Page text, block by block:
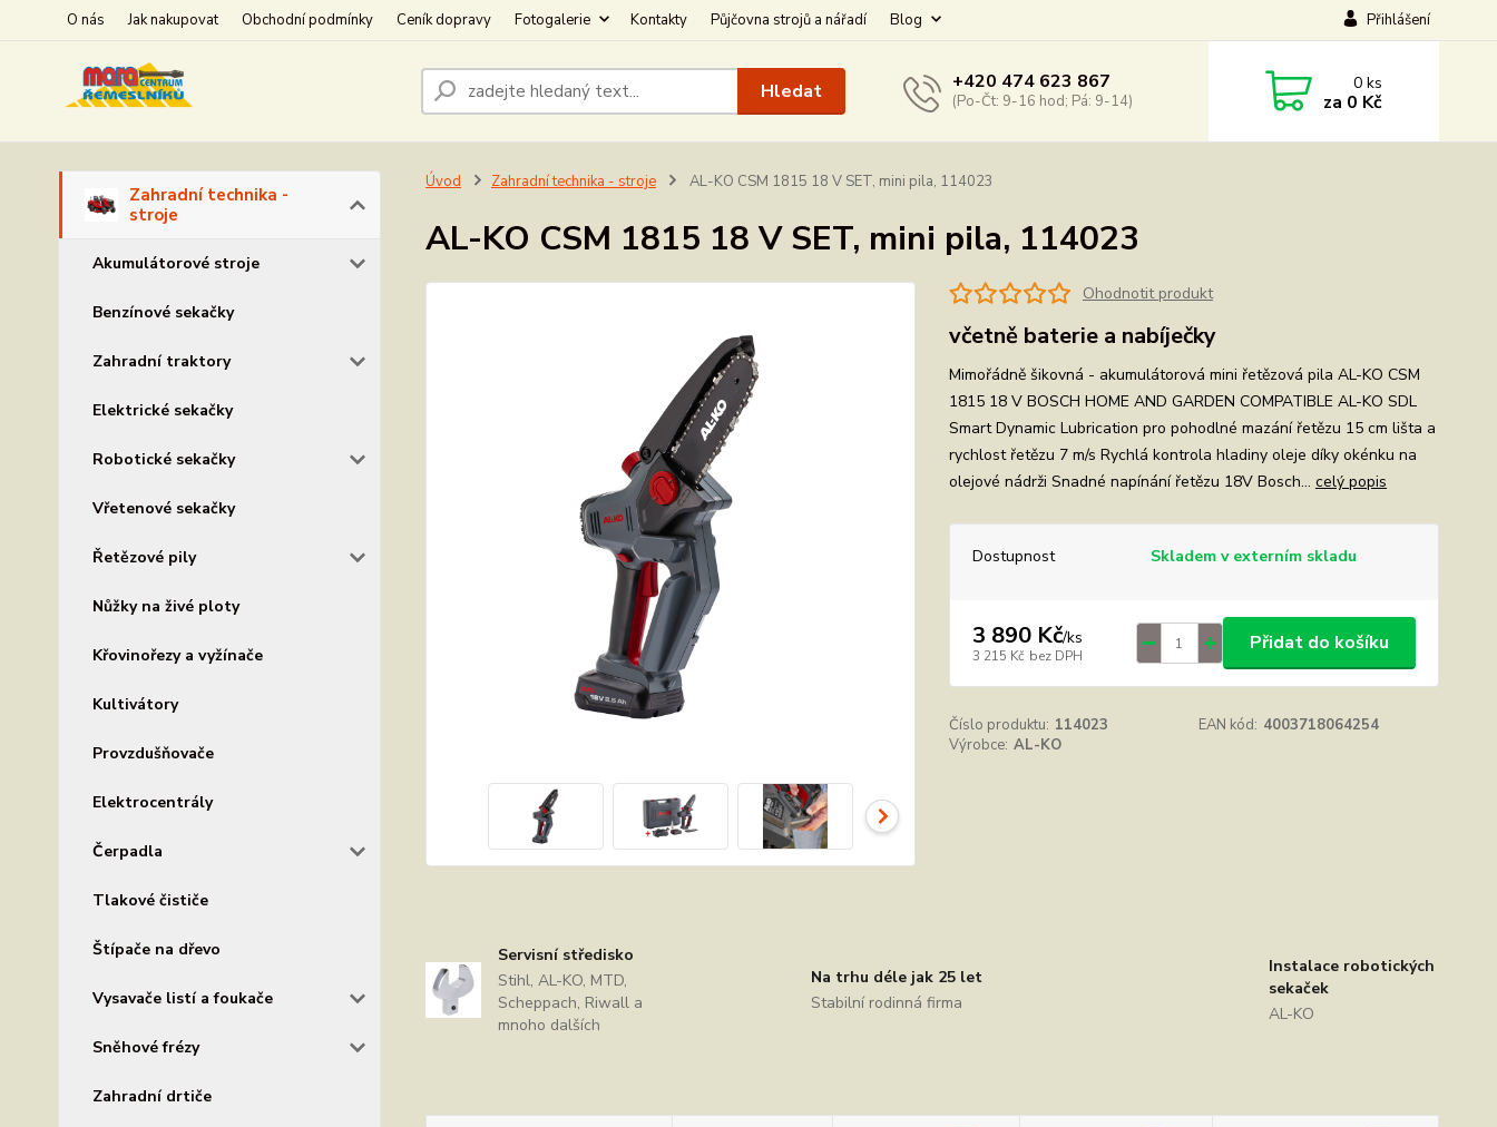
O nás Jak nakupovat Obchodní podmínky Ceník dopravy Fotogalerie Kontakty Půjčovna strojů a nářadí Blog Přihlášení
Hledat +420 474 623 867
(Po-Čt: 9-16 hod; Pá: 9-14)
0ks
za 0 Kč
Zahradní technika -
stroje
Akumulátorové stroje
Benzínové sekačky
Zahradní traktory
Elektrické sekačky
Robotické sekačky
Vřetenové sekačky
Řetězové pily
Nůžky na živé ploty
Křovinořezy a vyžínače
Kultivátory
Provzdušňovače
Elektrocentrály
Čerpadla
Tlakové čističe
Štípače na dřevo
Vysavače listí a foukače
Sněhové frézy
Zahradní drtiče
Úvod Zahradní technika - stroje AL-KO CSM 1815 18 V SET, mini pila, 114023
AL-KO CSM 1815 18 V SET, mini pila, 114023
Ohodnotit produkt
včetně baterie a nabíječky
Mimořádně šikovná - akumulátorová mini řetězová pila AL-KO CSM
1815 18 V BOSCH HOME AND GARDEN COMPATIBLE AL-KO SDL
Smart Dynamic Lubrication pro pohodlné mazání řetězu 15 cm lišta a
rychlost řetězu 7 m/s Rychlá kontrola hladiny oleje díky okénku na
olejové nádrži Snadné napínání řetězu 18V Bosch... celý popis
Dostupnost Skladem v externím skladu
3 890 Kč/ks
3 215 Kč bez DPH
Přidat do košíku
Číslo produktu: 114023 EAN kód: 4003718064254
Výrobce: AL-KO
Servisní středisko
Stihl, AL-KO, MTD,
Scheppach, Riwall a
mnoho dalších
Na trhu déle jak 25 let
Stabilní rodinná firma
Instalace robotických
sekaček
AL-KO